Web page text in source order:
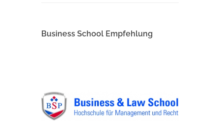
Business School Empfehlung